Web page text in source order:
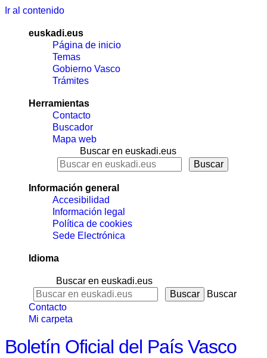
Ir al contenido
euskadi.eus
Página de inicio
Temas
Gobierno Vasco
Trámites
Herramientas
Contacto
Buscador
Mapa web
Buscar en euskadi.eus
Información general
Accesibilidad
Información legal
Política de cookies
Sede Electrónica
Idioma
Buscar en euskadi.eus
Buscar
Contacto
Mi carpeta
Boletín Oficial del País Vasco